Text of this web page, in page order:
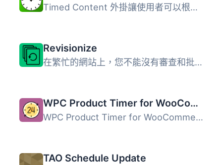
Timed Content 外掛讓使用者可以根據時間的特性，指定頁面或...
Revisionize
在繁忙的網站上，您不能沒有審查和批准就對已發布的帖子作出...
WPC Product Timer for WooCommerce
WPC Product Timer for WooCommerce 是一款強大的全方位工具...
TAO Schedule Update